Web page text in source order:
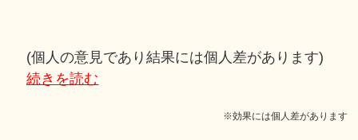
(個人の意見であり結果には個人差があります)
続きを読む
※効果には個人差があります